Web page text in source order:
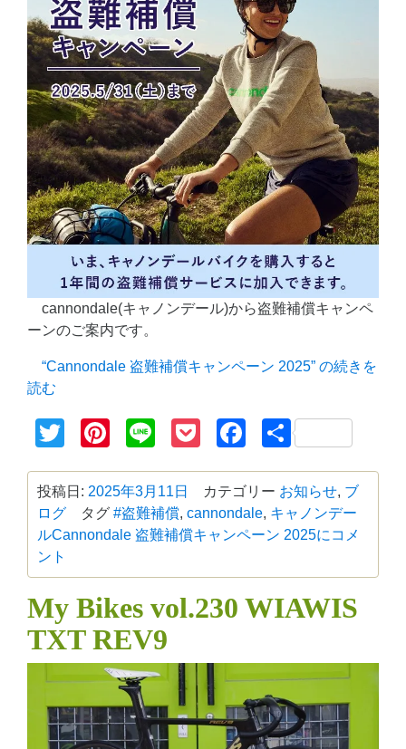
cannondale(キャノンデール)から盗難補償キャンペ
ーンのご案内です。
“Cannondale 盗難補償キャンペーン 2025” の続きを
読む
TwitterPinterest
Line PocketFacebook
共
投稿日: 2025年3月11日 カテゴリー お知らせ, ブ
ログ
タグ #盗難補償, cannondale, キャノンデー
ルCannondale 盗難補償キャンペーン 2025に コメ
ント
My Bikes vol.230 WIAWIS
TXT REV9